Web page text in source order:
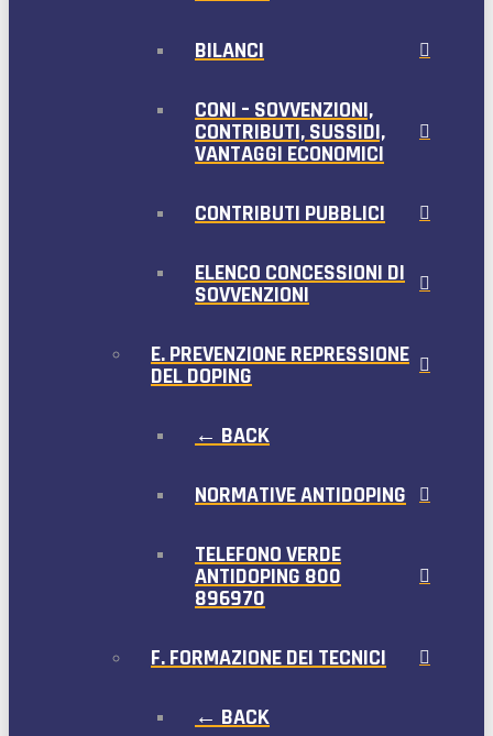
BILANCI
CONI – SOVVENZIONI,
CONTRIBUTI, SUSSIDI,
VANTAGGI ECONOMICI
CONTRIBUTI PUBBLICI
ELENCO CONCESSIONI DI
SOVVENZIONI
E. PREVENZIONE REPRESSIONE
DEL DOPING
← BACK
NORMATIVE ANTIDOPING
TELEFONO VERDE
ANTIDOPING 800
896970
F. FORMAZIONE DEI TECNICI
← BACK